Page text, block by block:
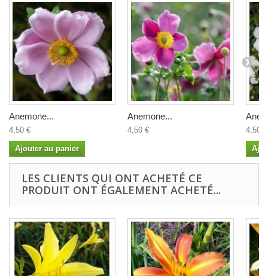
Anemone...
4,50 €
Ajouter au panier
Anemone...
4,50 € 4,50 €
LES CLIENTS QUI ONT ACHETÉ CE
PRODUIT ONT ÉGALEMENT ACHETÉ...